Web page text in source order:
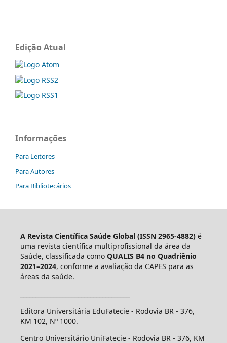
Edição Atual
Informações
Para Leitores
Para Autores
Para Bibliotecários
A Revista Científica Saúde Global (ISSN 2965-4882)é
uma revista científica multiprofissional da área da
Saúde, classificada como QUALIS B4 no Quadriênio
2021–2024, conforme a avaliação da CAPES para as
áreas da saúde.
Editora Universitária EduFatecie - Rodovia BR - 376,
KM 102, Nº 1000.
Centro Universitário UniFatecie - Rodovia BR - 376, KM